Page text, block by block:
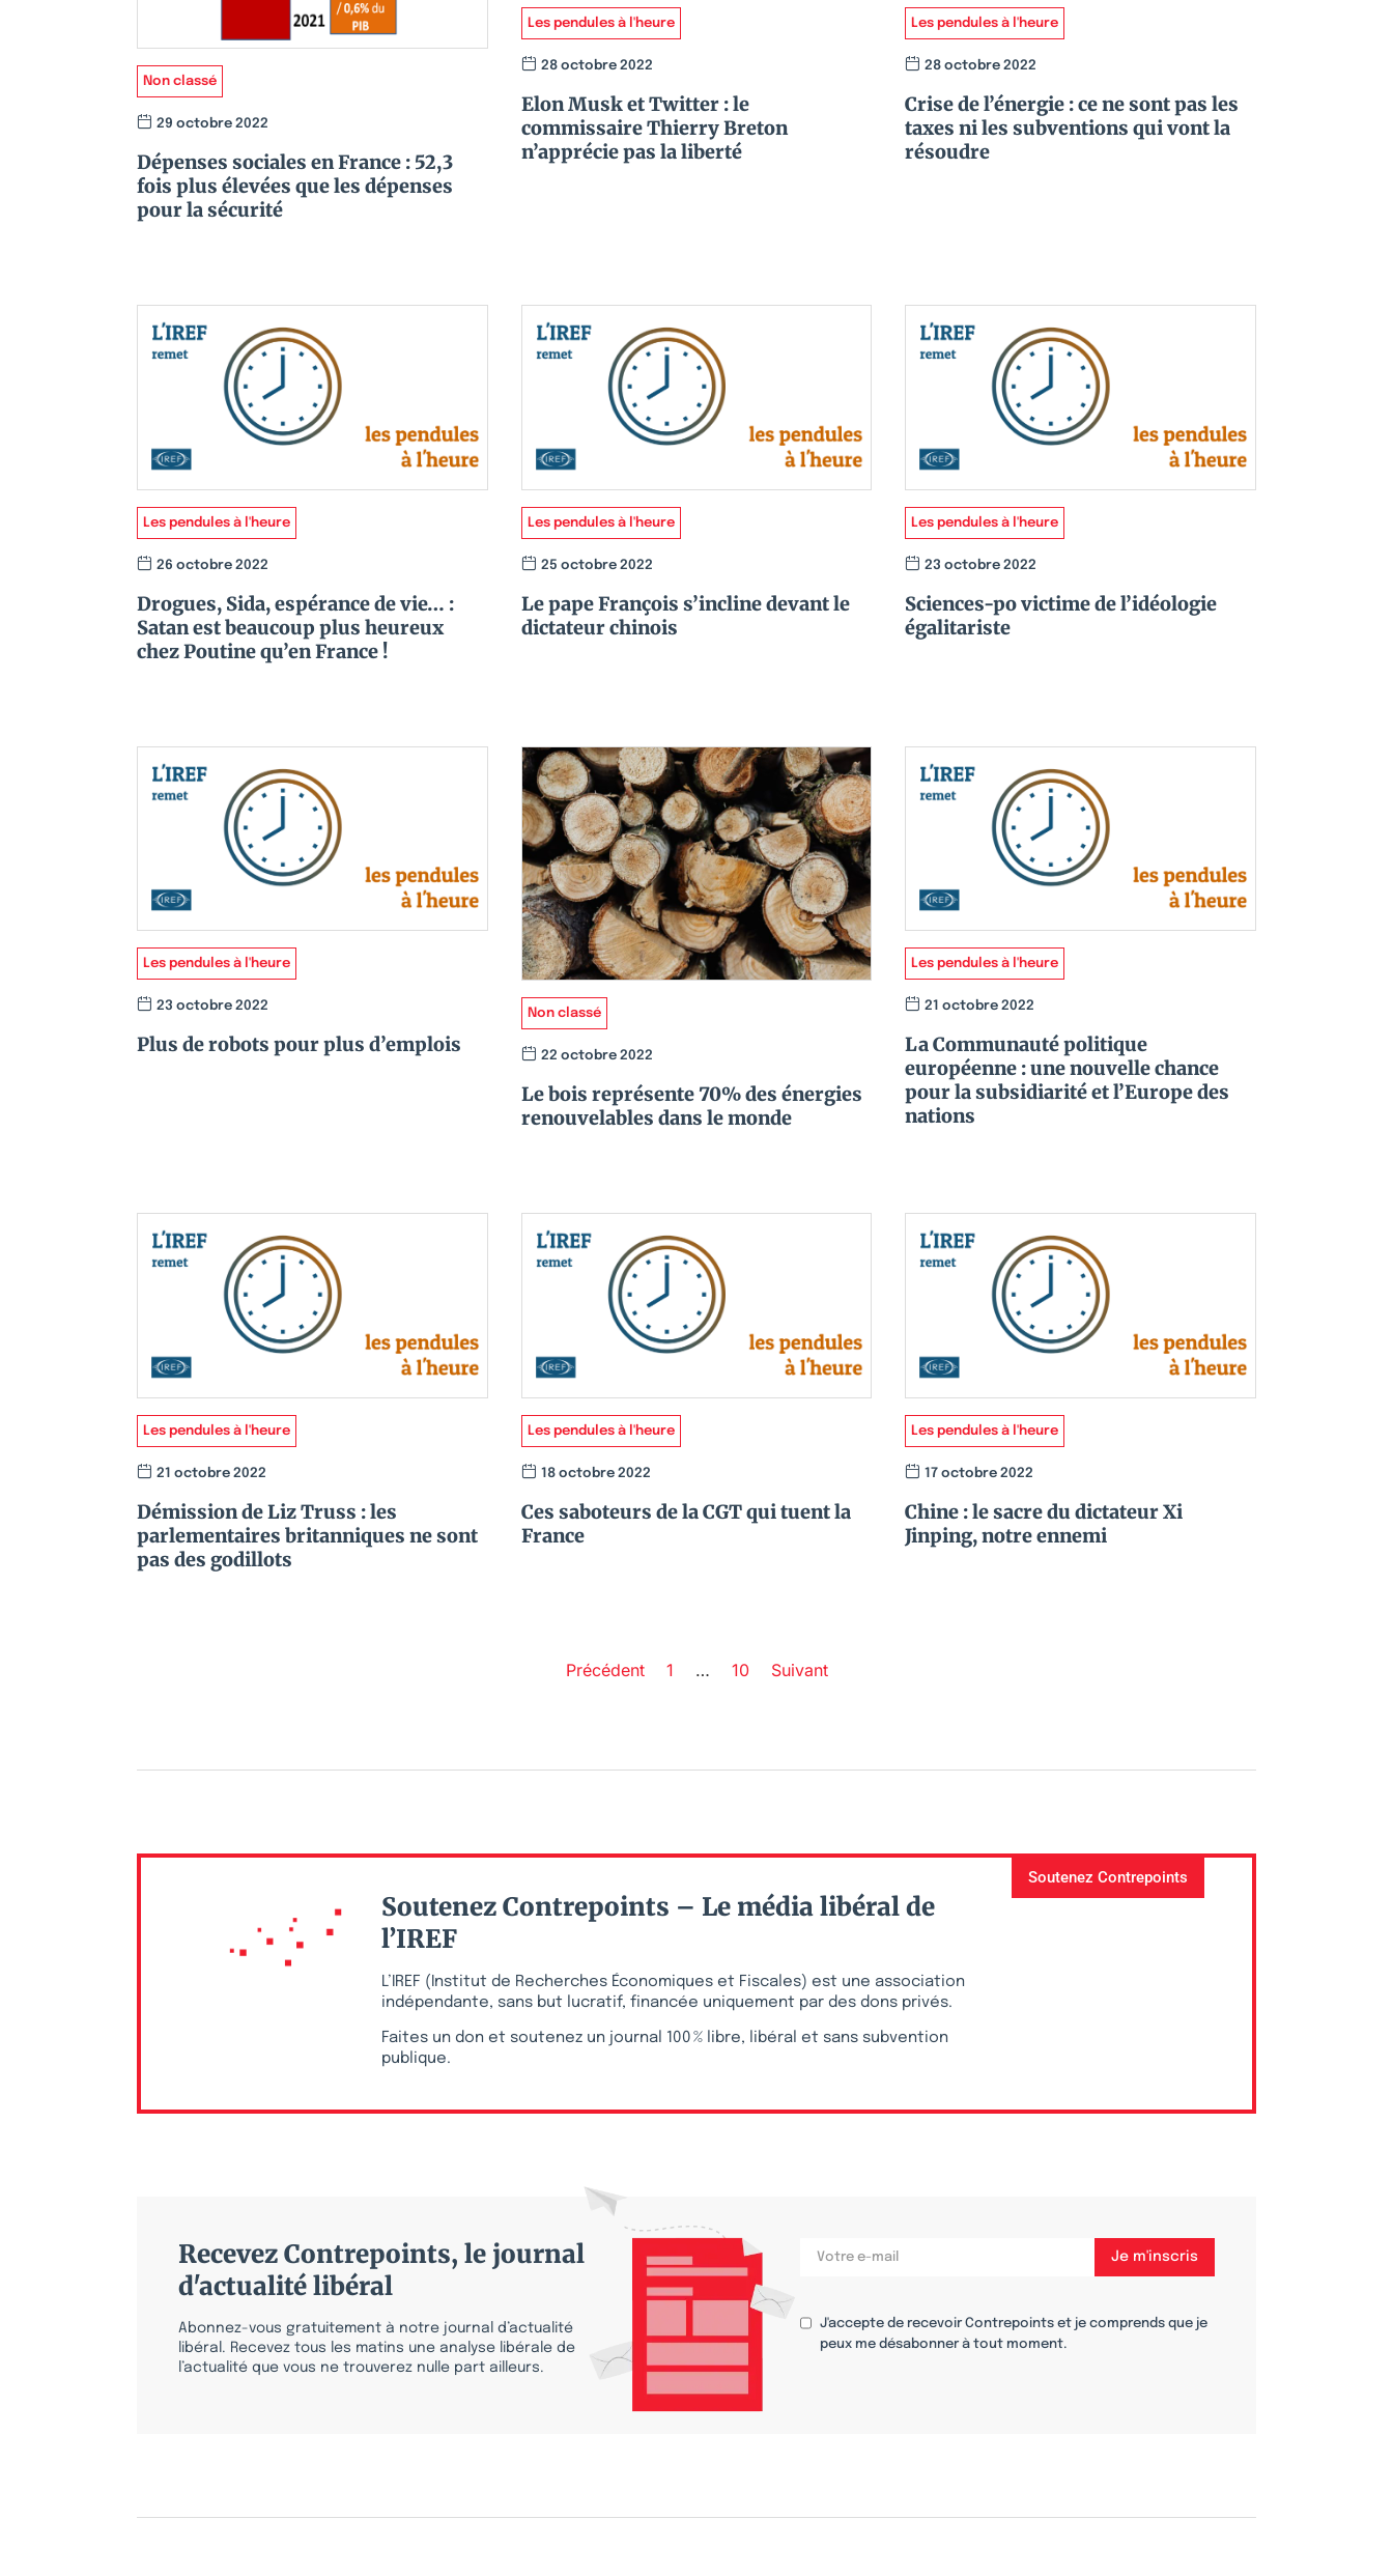
Non classé
29 octobre 2022
Dépenses sociales en France : 52,3
fois plus élevées que les dépenses
pour la sécurité
Les pendules à l'heure
28 octobre 2022
Elon Musk et Twitter : le
commissaire Thierry Breton
n’apprécie pas la liberté
Les pendules à l'heure
28 octobre 2022
Crise de l’énergie : ce ne sont pas les
taxes ni les subventions qui vont la
résoudre
Les pendules à l'heure
26 octobre 2022
Drogues, Sida, espérance de vie… :
Satan est beaucoup plus heureux
chez Poutine qu’en France !
Les pendules à l'heure
25 octobre 2022
Le pape François s’incline devant le
dictateur chinois
Les pendules à l'heure
23 octobre 2022
Sciences-po victime de l’idéologie
égalitariste
Les pendules à l'heure
23 octobre 2022
Plus de robots pour plus d’emplois
Non classé
22 octobre 2022
Le bois représente 70% des énergies
renouvelables dans le monde
Les pendules à l'heure
21 octobre 2022
La Communauté politique
européenne : une nouvelle chance
pour la subsidiarité et l’Europe des
nations
Les pendules à l'heure
21 octobre 2022
Démission de Liz Truss : les
parlementaires britanniques ne sont
pas des godillots
Les pendules à l'heure
18 octobre 2022
Ces saboteurs de la CGT qui tuent la
France
Les pendules à l'heure
17 octobre 2022
Chine : le sacre du dictateur Xi
Jinping, notre ennemi
Précédent 1 … 10 Suivant
Soutenez Contrepoints – Le média libéral de
l’IREF
L’IREF (Institut de Recherches Économiques et Fiscales) est une association
indépendante, sans but lucratif, financée uniquement par des dons privés.
Faites un don et soutenez un journal 100 % libre, libéral et sans subvention
publique.
Soutenez Contrepoints
Recevez Contrepoints, le journal
d'actualité libéral
Abonnez-vous gratuitement à notre journal d’actualité
libéral. Recevez tous les matins une analyse libérale de
l’actualité que vous ne trouverez nulle part ailleurs.
J'accepte de recevoir Contrepoints et je comprends que je
peux me désabonner à tout moment.